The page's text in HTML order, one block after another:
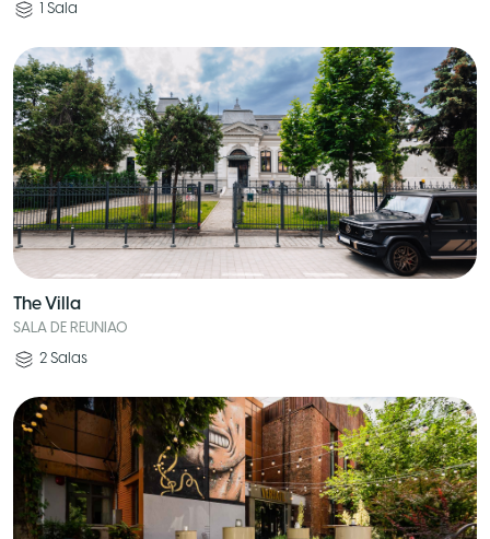
1 Sala
The Villa
SALA DE REUNIAO
2 Salas